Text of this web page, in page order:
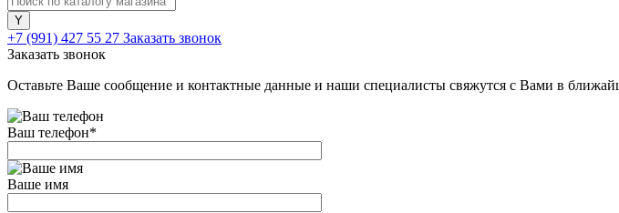
+7 (991) 427 55 27 Заказать звонок
Заказать звонок
Оставьте Ваше сообщение и контактные данные и наши специалисты свяжутся с Вами в
Ваш телефон*
Ваше имя
на частибез